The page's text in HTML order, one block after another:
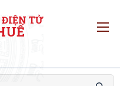
ĐIỆN TỬ